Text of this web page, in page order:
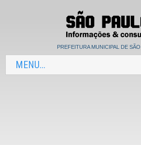
PREFEITURA MUNICIPAL DE
MENU...